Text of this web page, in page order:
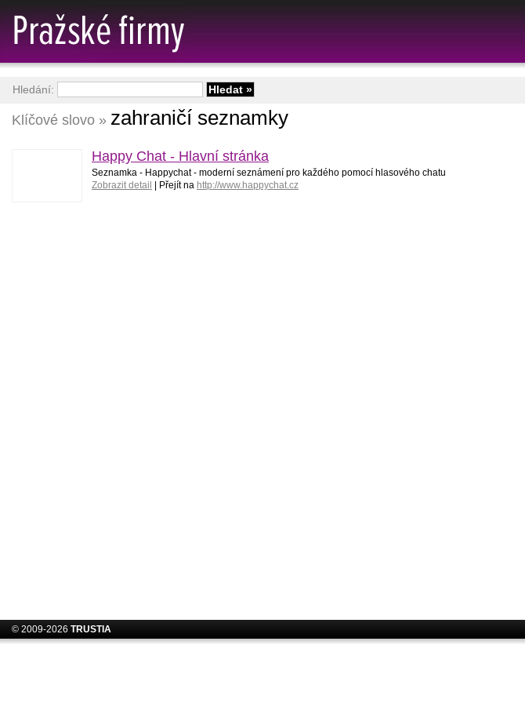
Klíčové slovo » zahraničí seznamky
Happy Chat - Hlavní stránka
Seznamka - Happychat - moderní seznámení pro každého pomocí hlasového chatu
Zobrazit detail
| Přejít na http://www.happychat.cz
Hledání:
© 2009-2026 TRUSTIA